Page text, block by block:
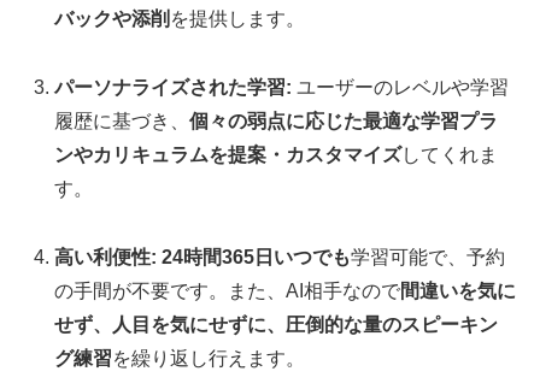
バックや添削 を提供します。
パーソナライズされた学習: ユーザーのレベルや学習
履歴に基づき、個々の弱点に応じた最適な学習プラ
ンやカリキュラムを提案・カスタマイズしてくれま
す。
高い利便性: 24時間365日いつでも学習可能で、予約
の手間が不要です。また、AI相手なので間違いを気に
せず、人目を気にせずに、圧倒的な量のスピーキン
グ練習を繰り返し行えます。